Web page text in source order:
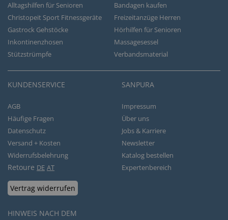
Alltagshilfen für Senioren
Bandagen kaufen
Christopeit Sport Fitnessgeräte
Freizeitanzüge Herren
Gastrock Gehstöcke
Hörhilfen für Senioren
Inkontinenzhosen
Massagesessel
Stützstrümpfe
Verbandsmaterial
KUNDENSERVICE
AGB
Häufige Fragen
Datenschutz
Versand + Kosten
Widerrufsbelehrung
Retoure DE AT
Vertrag widerrufen
HINWEIS NACH DEM
SANPURA
Impressum
Über uns
Jobs & Karriere
Newsletter
Katalog bestellen
Expertenbereich